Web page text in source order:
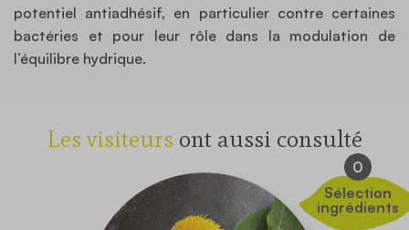
0
Sélection
ingrédients
potentiel antiadhésif, en particulier contre certaines
bactéries et pour leur rôle dans la modulation de
l’équilibre hydrique.
Les visiteurs ont aussi consulté